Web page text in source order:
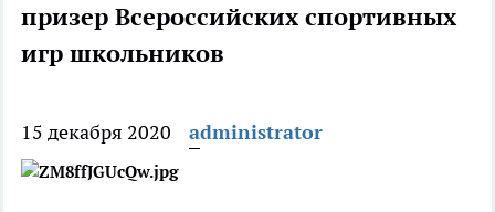
призер Всероссийских спортивных
игр школьников
15 декабря 2020 administrator